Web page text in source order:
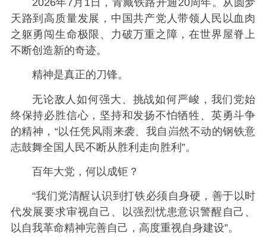
天路到高质量发展，中国共产党人带领人民以血肉
之躯勇闯生命极限、力破万重之障，在世界屋脊上
不断创造新的奇迹。
精神是真正的刀锋。
无论敌人如何强大、挑战如何严峻，我们党始
终保持必胜信心，坚持和发扬不怕牺牲、英勇斗争
的精神，“以任凭风雨来袭、我自岿然不动的钢铁意
志鼓舞全国人民不断从胜利走向胜利”。
百年大党，何以成钜？
“我们党清醒认识到打铁必须自身硬，善于以时
代发展要求审视自己、以强烈忧患意识警醒自己、
以自我革命精神完善自己，高度重视自身建设”。